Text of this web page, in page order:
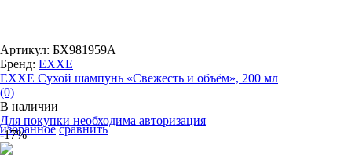
избранное сравнить
Артикул: БХ981959А
Бренд: EXXE
EXXE Сухой шампунь «Свежесть и объём», 200 мл
(0)
В наличии
Для покупки необходима авторизация
-17%